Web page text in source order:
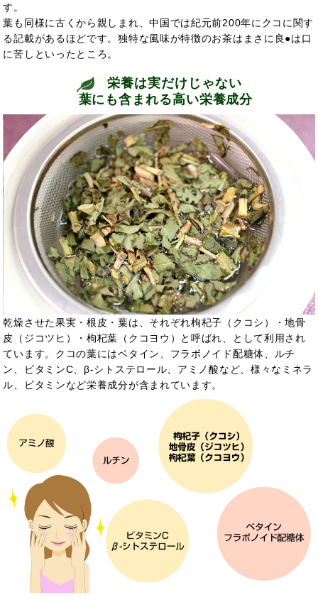
す。
葉も同様に古くから親しまれ、中国では紀元前200年にクコに関す
る記載があるほどです。独特な風味が特徴のお茶はまさに良●は口
に苦しといったところ。
栄養は実だけじゃない
葉にも含まれる高い栄養成分
乾燥させた果実・根皮・葉は、それぞれ枸杞子（クコシ）・地骨
皮（ジコツヒ）・枸杞葉（クコヨウ）と呼ばれ、
として利用され
ています。クコの葉にはベタイン、フラボノイド配糖体、ルチ
ン、ビタミンC、β-シトステロール、アミノ酸など、様々なミネラ
ル、ビタミンなど栄養成分が含まれています。